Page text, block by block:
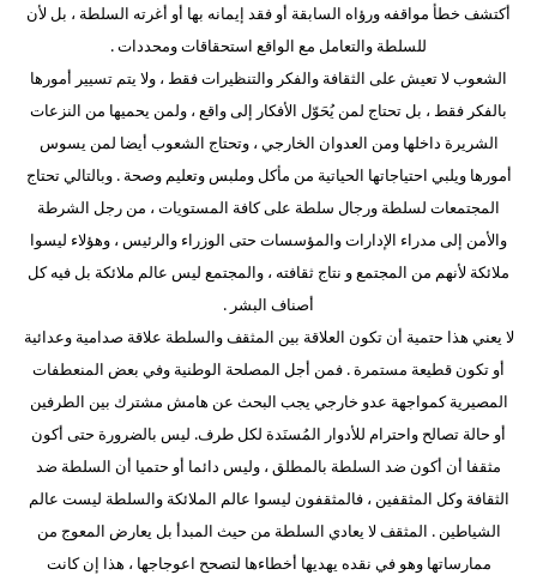
أكتشف خطأ مواقفه ورؤاه السابقة أو فقد إيمانه بها أو أغرته السلطة ، بل لأن
للسلطة والتعامل مع الواقع استحقاقات ومحددات .
الشعوب لا تعيش على الثقافة والفكر والتنظيرات فقط ، ولا يتم تسيير أمورها
بالفكر فقط ، بل تحتاج لمن يُحَوّل الأفكار إلى واقع ، ولمن يحميها من النزعات
الشريرة داخلها ومن العدوان الخارجي ، وتحتاج الشعوب أيضا لمن يسوس
أمورها ويلبي احتياجاتها الحياتية من مأكل وملبس وتعليم وصحة . وبالتالي تحتاج
المجتمعات لسلطة ورجال سلطة على كافة المستويات ، من رجل الشرطة
والأمن إلى مدراء الإدارات والمؤسسات حتى الوزراء والرئيس ، وهؤلاء ليسوا
ملائكة لأنهم من المجتمع و نتاج ثقافته ، والمجتمع ليس عالم ملائكة بل فيه كل
أصناف البشر .
لا يعني هذا حتمية أن تكون العلاقة بين المثقف والسلطة علاقة صدامية وعدائية
أو تكون قطيعة مستمرة . فمن أجل المصلحة الوطنية وفي بعض المنعطفات
المصيرية كمواجهة عدو خارجي يجب البحث عن هامش مشترك بين الطرفين
أو حالة تصالح واحترام للأدوار المُسنَدة لكل طرف. ليس بالضرورة حتى أكون
مثقفا أن أكون ضد السلطة بالمطلق ، وليس دائما أو حتميا أن السلطة ضد
الثقافة وكل المثقفين ، فالمثقفون ليسوا عالم الملائكة والسلطة ليست عالم
الشياطين . المثقف لا يعادي السلطة من حيث المبدأ بل يعارض المعوج من
ممارساتها وهو في نقده يهديها أخطاءها لتصحح اعوجاجها ، هذا إن كانت